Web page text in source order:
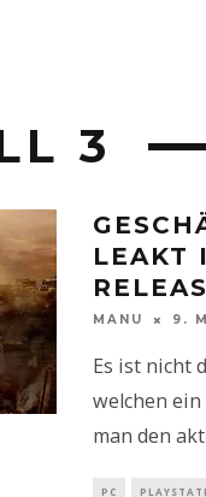
3
LEAKT
MANU 9.
Es ist nicht
welchen
man den
PC